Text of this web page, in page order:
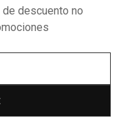
descuento no